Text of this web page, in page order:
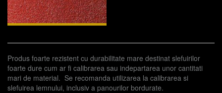
Produs foarte rezistent cu durabilitate mare destinat slefuirilor
foarte dure cum ar fi calibrarea sau indepartarea unor cantitati
mari de material. Se recomanda utilizarea la calibrarea si
slefuirea lemnului, inclusiv a panourilor bordurate.